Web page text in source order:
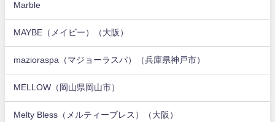
Marble
MAYBE（メイビー）（大阪）
mazioraspa（マジョーラスパ）（兵庫県神戸市）
MELLOW（岡山県岡山市）
Melty Bless（メルティーブレス）（大阪）